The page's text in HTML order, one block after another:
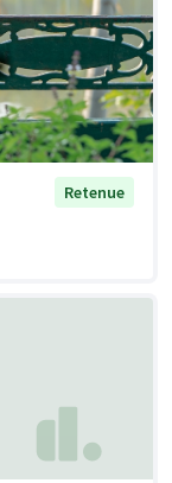
Retenue